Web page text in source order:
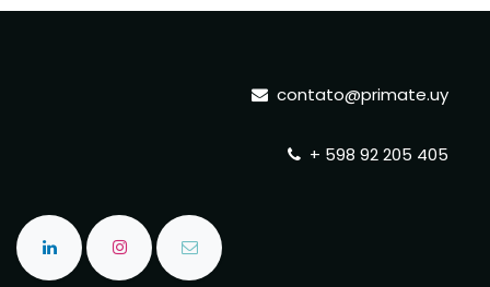
contato@primate.uy
+ 598 92 205 405